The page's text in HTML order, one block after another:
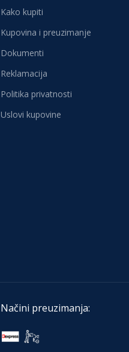
Kako kupiti
Kupovina i preuzimanje
Dokumenti
Reklamacija
Politika privatnosti
Uslovi kupovine
Načini preuzimanja: